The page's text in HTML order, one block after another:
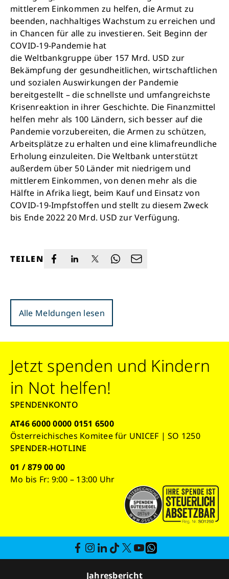
mittlerem Einkommen zu helfen, die Armut zu
beenden, nachhaltiges Wachstum zu erreichen und
in Chancen für alle zu investieren. Seit Beginn der
COVID-19-Pandemie hat
die Weltbankgruppe über 157 Mrd. USD zur
Bekämpfung der gesundheitlichen, wirtschaftlichen
und sozialen Auswirkungen der Pandemie
bereitgestellt – die schnellste und umfangreichste
Krisenreaktion in ihrer Geschichte. Die Finanzmittel
helfen mehr als 100 Ländern, sich besser auf die
Pandemie vorzubereiten, die Armen zu schützen,
Arbeitsplätze zu erhalten und eine klimafreundliche
Erholung einzuleiten. Die Weltbank unterstützt
außerdem über 50 Länder mit niedrigem und
mittlerem Einkommen, von denen mehr als die
Hälfte in Afrika liegt, beim Kauf und Einsatz von
COVID-19-Impfstoffen und stellt zu diesem Zweck
bis Ende 2022 20 Mrd. USD zur Verfügung.
TEILEN
Alle Meldungen lesen
Jetzt spenden und Kindern
in Not helfen!
SPENDENKONTO
AT46 6000 0000 0151 6500
Österreichisches Komitee für UNICEF | SO 1250
SPENDER-HOTLINE
01 / 879 00 00
Mo bis Fr: 9:00 – 13:00 Uhr
Jahresbericht